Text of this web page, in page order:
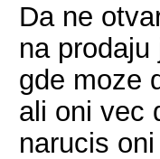
Da ne
na
gde moze
ali oni vec
narucis